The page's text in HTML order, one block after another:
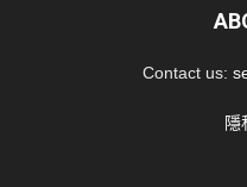
Contact us:
隱